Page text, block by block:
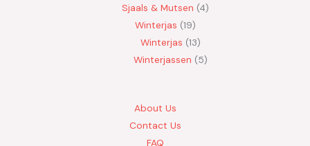
Sjaals & Mutsen 4
Winterjas 19
Winterjas 13
Winterjassen
5
About Us
Contact Us
FAQ